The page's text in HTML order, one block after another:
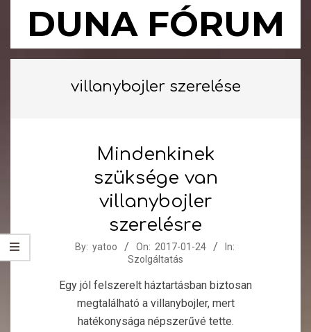
DUNA FÓRUM
Primary
villanybojler szerelése
Mindenkinek
szüksége van
villanybojler
szerelésre
2017-
24
By: yatoo On: 2017-01-24
In:
Szolgáltatás
Egy jól felszerelt háztartásban biztosan
megtalálható a villanybojler, mert
hatékonysága népszerűvé tette.